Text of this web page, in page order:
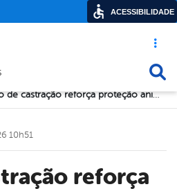
Acesso
Ação de castração reforça proteção animal e saúde pública em Cabrobó
10h51
ACESSIBILIDADE